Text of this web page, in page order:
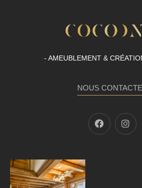
- AMEUBLEMENT &
NOUS